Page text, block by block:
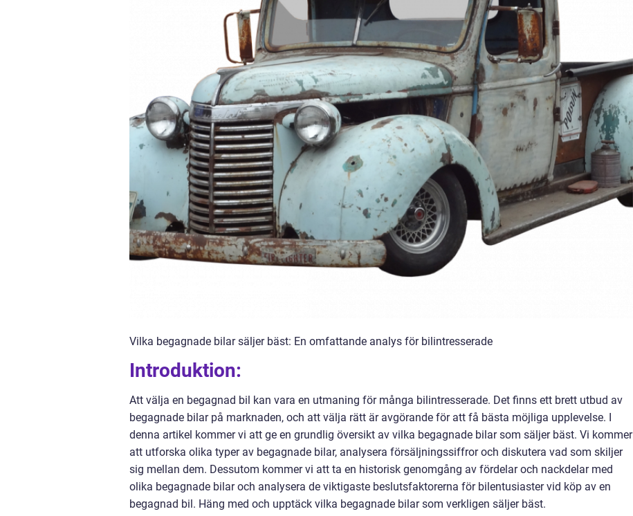
Vilka begagnade bilar säljer bäst: En omfattande analys för bilintresserade
Introduktion:
Att välja en begagnad bil kan vara en utmaning för många bilintresserade. Det finns ett brett utbud av
begagnade bilar på marknaden, och att välja rätt är avgörande för att få bästa möjliga upplevelse. I
denna artikel kommer vi att ge en grundlig översikt av vilka begagnade bilar som säljer bäst. Vi kommer
att utforska olika typer av begagnade bilar, analysera försäljningssiffror och diskutera vad som skiljer
sig mellan dem. Dessutom kommer vi att ta en historisk genomgång av fördelar och nackdelar med
olika begagnade bilar och analysera de viktigaste beslutsfaktorerna för bilentusiaster vid köp av en
begagnad bil. Häng med och upptäck vilka begagnade bilar som verkligen säljer bäst.